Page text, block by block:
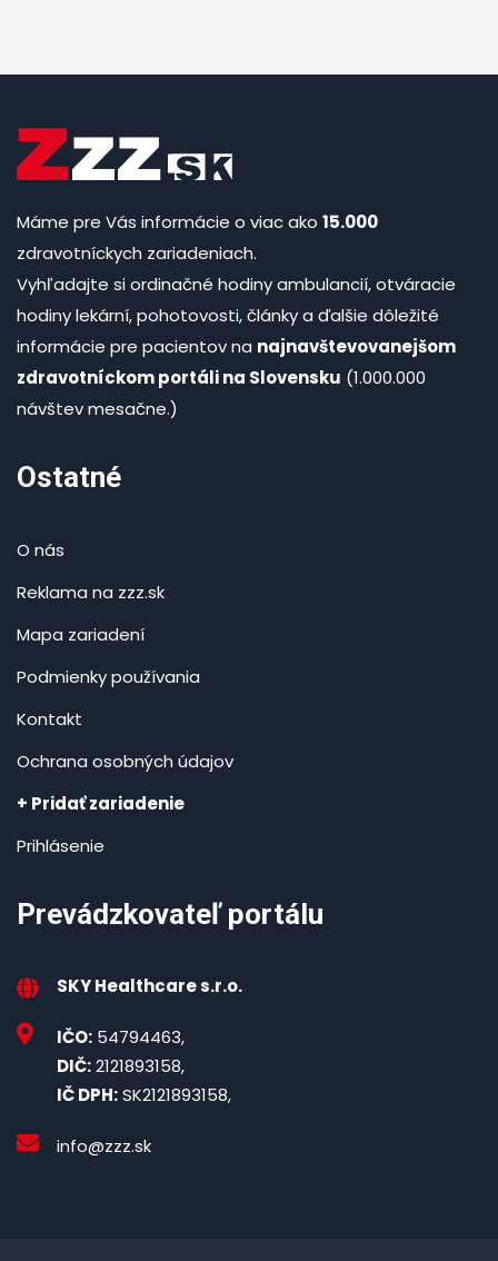
Máme pre Vás informácie o viac ako 15.000
zdravotníckych zariadeniach.
Vyhľadajte si ordinačné hodiny ambulancií, otváracie
hodiny lekární, pohotovosti, články a ďalšie dôležité
informácie pre pacientov na najnavštevovanejšom
zdravotníckom portáli na Slovensku (1.000.000
návštev mesačne.)
Ostatné
O nás
Reklama na zzz.sk
Mapa zariadení
Podmienky používania
Kontakt
Ochrana osobných údajov
+ Pridať zariadenie
Prihlásenie
Prevádzkovateľ portálu
SKY Healthcare s.r.o.
IČO: 54794463,
DIČ:2121893158,
IČ DPH:SK2121893158,
info@zzz.sk